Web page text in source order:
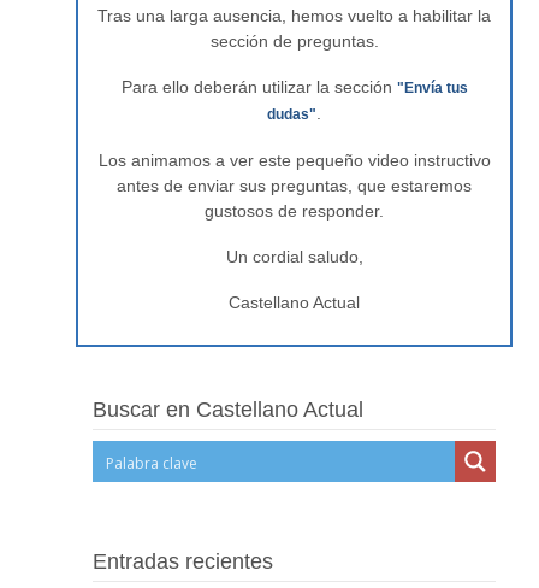
Tras una larga ausencia, hemos vuelto a habilitar la
sección de preguntas.
Para ello deberán utilizar la sección "Envía tus
dudas"
Los animamos a ver este pequeño video instructivo
antes de enviar sus preguntas, que estaremos
gustosos de responder.
Un cordial saludo,
Castellano Actual
Buscar en Castellano Actual
Entradas recientes